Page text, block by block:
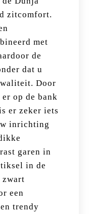
zitcomfort.
met
de
dat u
Door
op de bank
er zeker iets
inrichting
garen in
in de
zwart
een
trendy